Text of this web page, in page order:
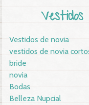
Vestidos de novia
vestidos de novia
bride
novia
Bodas
Belleza Nupcial